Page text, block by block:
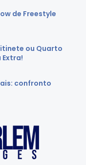
de Freestyle
ou Quarto
Extra!
confronto